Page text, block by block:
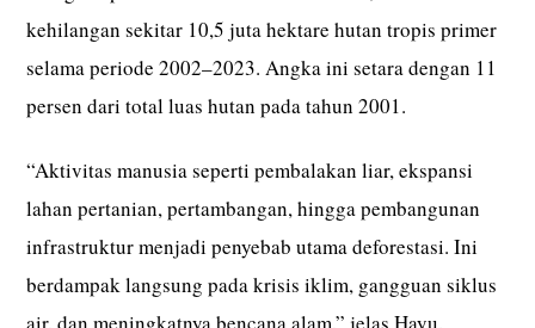
kehilangan sekitar 10,5 juta hektare hutan tropis primer
selama periode 2002–2023. Angka ini setara dengan 11
persen dari total luas hutan pada tahun 2001.
“Aktivitas manusia seperti pembalakan liar, ekspansi
lahan pertanian, pertambangan, hingga pembangunan
infrastruktur menjadi penyebab utama deforestasi. Ini
berdampak langsung pada krisis iklim, gangguan siklus